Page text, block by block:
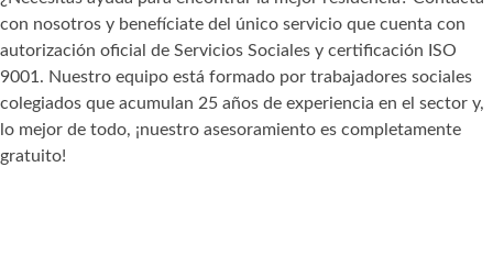
con nosotros y benefíciate del único servicio que cuenta con
autorización oficial de Servicios Sociales y certificación ISO
9001. Nuestro equipo está formado por trabajadores sociales
colegiados que acumulan 25 años de experiencia en el sector y,
lo mejor de todo, ¡nuestro asesoramiento es completamente
gratuito!